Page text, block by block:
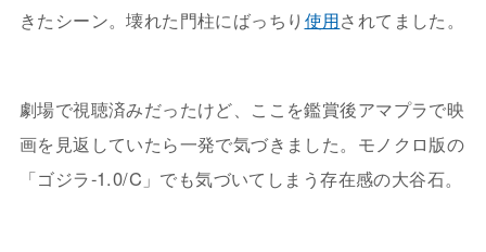
きたシーン。壊れた門柱にばっちり 使用されてました。
劇場で視聴済みだったけど、ここを鑑賞後アマプラで映
画を見返していたら一発で気づきました。モノクロ版の
「ゴジラ-1.0/C」でも気づいてしまう存在感の大谷石。